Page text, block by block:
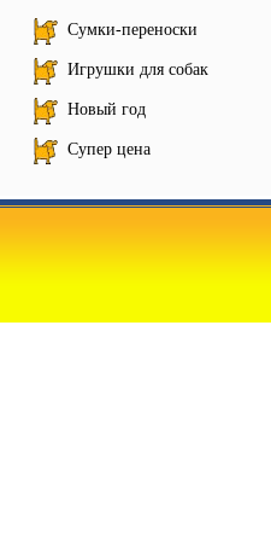
Сумки-переноски
Игрушки для собак
Новый год
Супер цена